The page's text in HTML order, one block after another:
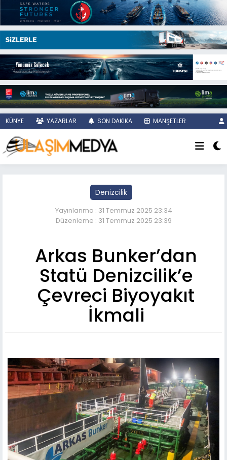
KÜNYE YAZARLAR SON DAKİKA MANŞETLER
Denizcilik
Yayınlanma : 31 Temmuz 2025 23:34
Düzenleme : 31 Temmuz 2025 23:39
Arkas Bunker’dan
Statü Denizcilik’e
Çevreci Biyoyakıt
İkmali